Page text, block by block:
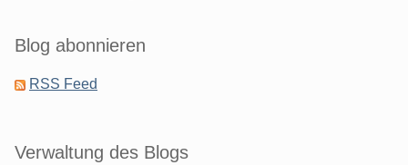
Blog abonnieren
RSS Feed
Verwaltung des Blogs